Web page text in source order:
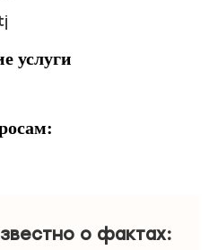
услуги
о фактах: